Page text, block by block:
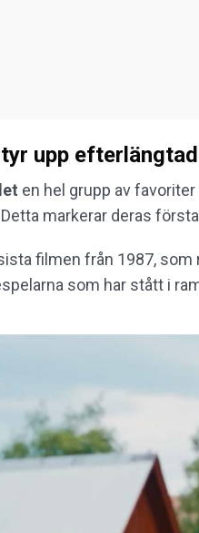
upp
en hel grupp av
markerar deras
filmen från 1987, som
som har stått i